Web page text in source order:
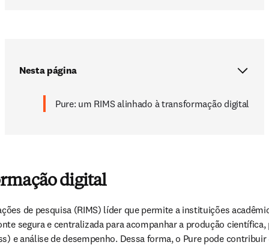
Nesta página
Pure: um RIMS alinhado à transformação digital
digital
de pesquisa (RIMS) líder que permite a instituições
segura e centralizada para acompanhar a produção
e análise de desempenho. Dessa forma, o Pure pode